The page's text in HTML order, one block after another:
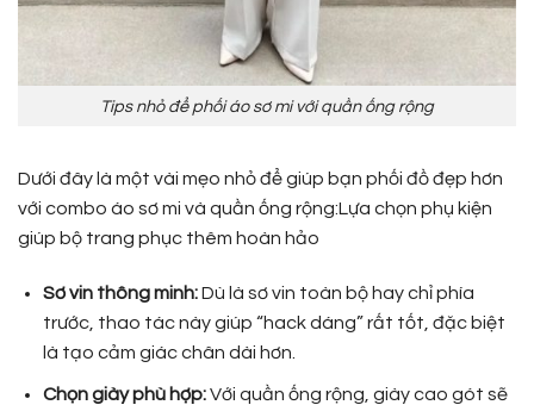
Tips nhỏ để phối áo sơ mi với quần ống rộng
Dưới đây là một vài mẹo nhỏ để giúp bạn phối đồ đẹp hơn
với combo áo sơ mi và quần ống rộng:Lựa chọn phụ kiện
giúp bộ trang phục thêm hoàn hảo
Sơ vin thông minh:Dù là sơ vin toàn bộ hay chỉ phía
trước, thao tác này giúp “hack dáng” rất tốt, đặc biệt
là tạo cảm giác chân dài hơn.
Chọn giày phù hợp:Với quần ống rộng, giày cao gót sẽ